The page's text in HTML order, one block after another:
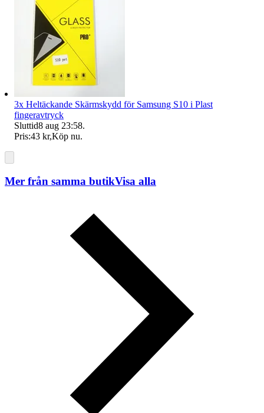
3x Heltäckande Skärmskydd för Samsung S10 i Plast
fingeravtryck
Sluttid8 aug 23:58.
Pris:43 kr,Köp nu.
Mer från samma butikVisa alla